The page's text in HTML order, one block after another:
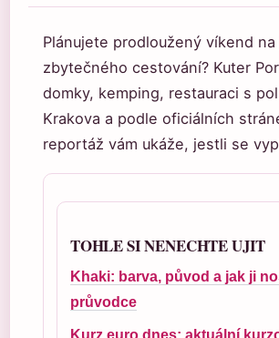
Plánujete prodloužený víkend
zbytečného cestování? Kuter
domky, kemping, restauraci s
Krakova a podle oficiálních
reportáž vám ukáže, jestli se
TOHLE SI NENECHTE UJIT
Khaki: barva, původ a jak ji
průvodce
Kurz euro dnes: aktuální